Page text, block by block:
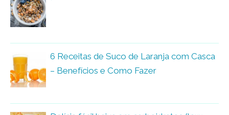
6 Receitas de Suco de Laranja com Casca
– Benefícios e Como Fazer